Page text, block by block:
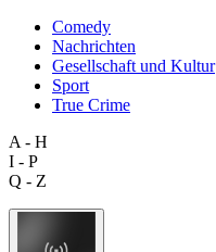
Comedy
Nachrichten
Gesellschaft und Kultur
Sport
True Crime
A - H
I - P
Q - Z